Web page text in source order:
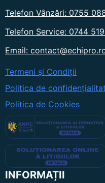
alese
pagina
produsului.
Telefon Vânzări: 0755
Telefon Service: 0744
Email:
Termeni și Condiții
Politica de
Politica de Cookies
INFORMAȚII